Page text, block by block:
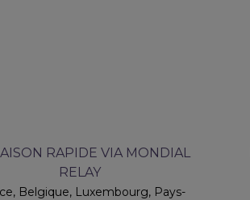
RAPIDE VIA MONDIAL
RELAY
Belgique, Luxembourg, Pays-